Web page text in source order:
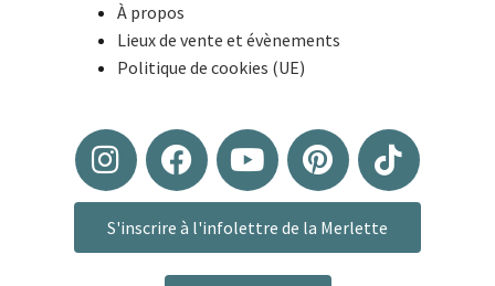
À propos
Lieux de vente et évènements
Politique de cookies (UE)
S'inscrire à l'infolettre de la Merlette